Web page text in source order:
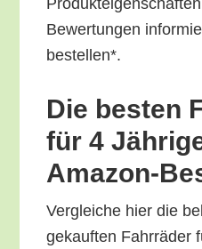
Bewer­tun­gen
bestellen*.
Die bes­ten
für 4
Amazon-
Ver­glei­che hier die
ge­kauf­ten Fahr­rä­der